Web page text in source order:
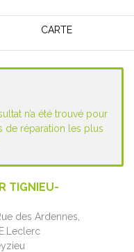
CARTE
n’a été trouvé pour
de réparation les plus
TIGNIEU-
des Ardennes,